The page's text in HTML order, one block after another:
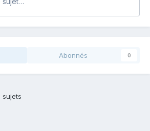
Abonnés 0
sujets